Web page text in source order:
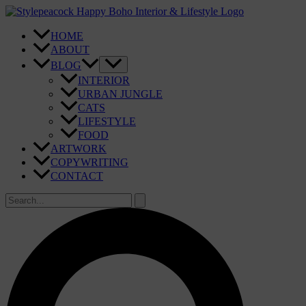
Zum
springen
HOME
ABOUT
BLOG
INTERIOR
URBAN JUNGLE
CATS
LIFESTYLE
FOOD
ARTWORK
COPYWRITING
CONTACT
Suchen
nach: